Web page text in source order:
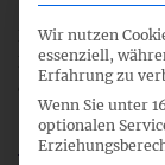
Der
download
Wir nutzen
essenziell,
Erfahrung zu
Wenn Sie unter
optionalen